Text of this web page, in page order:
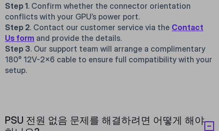
Step 1. Confirm whether the connector orientation
conflicts with your GPU’s power port.
Step 2. Contact our customer service via the Contact
Us form and provide the details.
Step 3. Our support team will arrange a complimentary
180° 12V-2×6 cable to ensure full compatibility with your
setup.
PSU 전원 없음 문제를 해결하려면 어떻게 해야